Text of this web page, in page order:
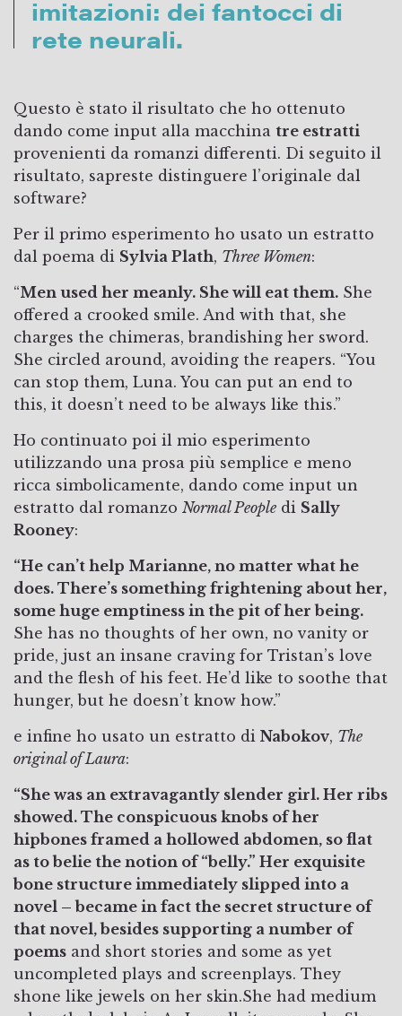
imitazioni: dei fantocci di
rete neurali.
Questo è stato il risultato che ho ottenuto
dando come input alla macchina tre estratti
provenienti da romanzi differenti. Di seguito il
risultato, sapreste distinguere l’originale dal
software?
Per il primo esperimento ho usato un estratto
dal poema di Sylvia Plath, Three Women:
“Men used her meanly. She will eat them. She
offered a crooked smile. And with that, she
charges the chimeras, brandishing her sword.
She circled around, avoiding the reapers. “You
can stop them, Luna. You can put an end to
this, it doesn’t need to be always like this.”
Ho continuato poi il mio esperimento
utilizzando una prosa più semplice e meno
ricca simbolicamente, dando come input un
estratto dal romanzo Normal People di Sally
Rooney:
“He can’t help Marianne, no matter what he
does. There’s something frightening about her,
some huge emptiness in the pit of her being.
She has no thoughts of her own, no vanity or
pride, just an insane craving for Tristan’s love
and the flesh of his feet. He’d like to soothe that
hunger, but he doesn’t know how.”
e infine ho usato un estratto di Nabokov, The
original of Laura:
“She was an extravagantly slender girl. Her ribs
showed. The conspicuous knobs of her
hipbones framed a hollowed abdomen, so flat
as to belie the notion of “belly.” Her exquisite
bone structure immediately slipped into a
novel – became in fact the secret structure of
that novel, besides supporting a number of
poems and short stories and some as yet
uncompleted plays and screenplays. They
shone like jewels on her skin.She had medium